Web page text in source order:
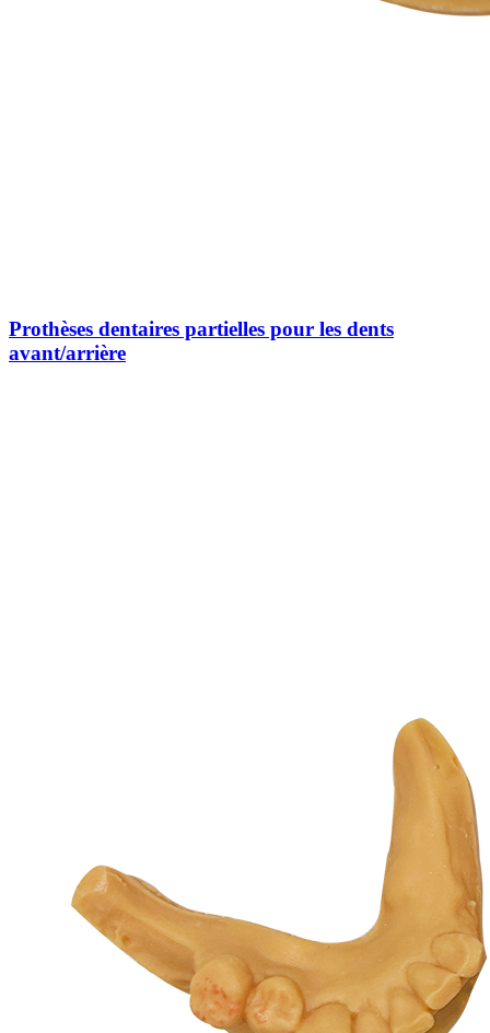
Prothèses dentaires partielles pour les dents
avant/arrière